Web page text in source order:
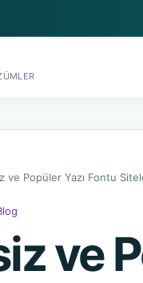
ve Popüler Yazı Fontu
ve